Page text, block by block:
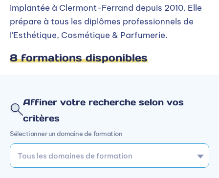
implantée à Clermont-Ferrand depuis 2010. Elle
prépare à tous les diplômes professionnels de
l'Esthétique, Cosmétique & Parfumerie.
8 formations disponibles
Affiner votre recherche selon vos
critères
Sélectionner un domaine de formation